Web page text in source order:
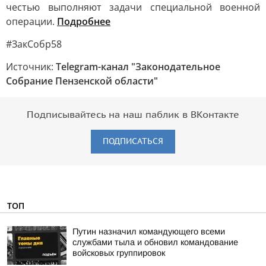
честью выполняют задачи специальной военной
операции. Подробнее
#ЗакСобр58
Источник: Telegram-канал "Законодательное
Собрание Пензенской области"
Подписывайтесь на наш паблик в ВКонтакте
ПОДПИСАТЬСЯ
ТОП
Путин назначил командующего всеми
службами тыла и обновил командование
войсковых группировок